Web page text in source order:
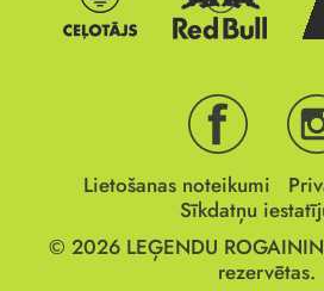
Lietošanas noteikumi
Sīkdatņu
© 2026 LEĢENDU
rezervētas.